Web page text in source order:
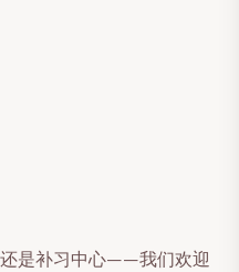
是补习中心——我们欢迎